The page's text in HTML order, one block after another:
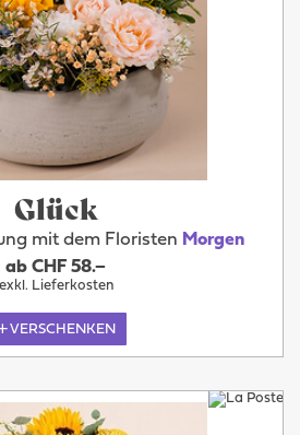
Glück
mit dem Floristen Morgen
ab CHF 58.–
exkl. Lieferkosten
VERSCHENKEN